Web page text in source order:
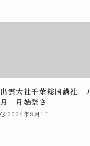
出雲大社千葉総国講社
月 月始祭さ
2026年8月1日